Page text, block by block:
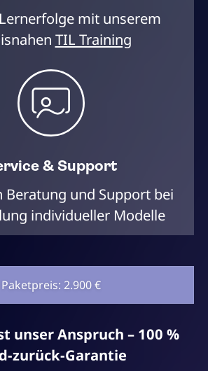
mit unserem
TIL Training
& Support
Beratung und Support bei
individueller Modelle
Paketpreis: 2.900 €
unser Anspruch – 100 %
zurück-Garantie